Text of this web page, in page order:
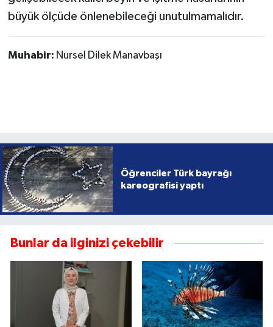
büyük ölçüde önlenebileceği unutulmamalıdır.
Muhabir: Nursel Dilek Manavbaşı
Öğrenciler Türk bayrağı
kareografisi yaptı
Bunlar da ilginizi çekebilir